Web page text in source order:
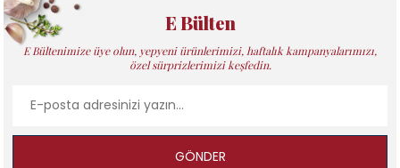
E Bülten
E Bültenimize üye olun, yepyeni ürünlerimizi, haftalık kampanyalarımızı,
özel sürprizlerimizi keşfedin.
GÖNDER